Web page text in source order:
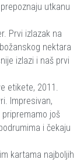
utkanu
Prvi izlazak na
nektara
izlazi i naš prvi
etikete, 2011.
Impresivan,
još
i čekaju
kartama najboljih